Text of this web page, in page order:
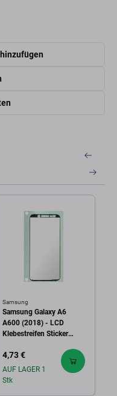
Samsung
Samsung Galaxy A6
A600 (2018) - LCD
Klebestreifen Sticker
15591A Genuine Service
Pack
4,73 €
AUF LAGER 1
Stk